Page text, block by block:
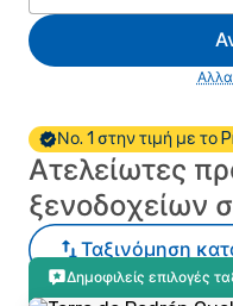
Νο. 1 στην τιμή με το
Ατελείωτες
ξενοδοχείων
Ταξινόμηση
Δημοφιλείς επιλογές